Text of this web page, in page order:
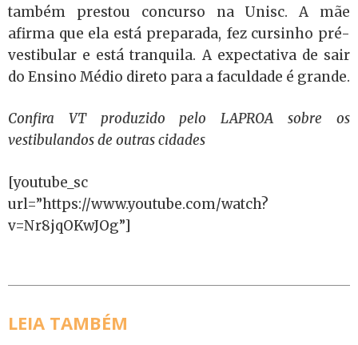
também prestou concurso na Unisc. A mãe
afirma que ela está preparada, fez cursinho pré-
vestibular e está tranquila. A expectativa de sair
do Ensino Médio direto para a faculdade é grande.
Confira VT produzido pelo LAPROA sobre os
vestibulandos de outras cidades
[youtube_sc
url=”https://www.youtube.com/watch?
v=Nr8jqOKwJOg”]
LEIA TAMBÉM